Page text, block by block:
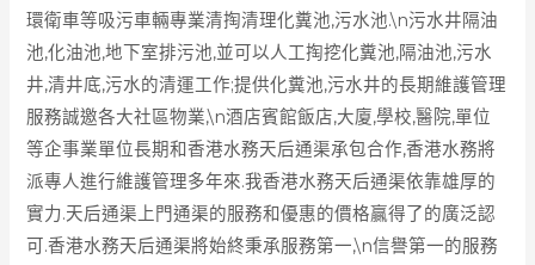
環衛車等吸污車輛專業清掏清理化糞池,污水池.\n污水井隔油
池,化油池,地下室排污池,並可以人工掏挖化糞池,隔油池,污水
井,清井底,污水的清運工作;提供化糞池,污水井的長期維護管理
服務誠邀各大社區物業,\n酒店賓館飯店,大廈,學校,醫院,單位
等企事業單位長期和香港水務天后通渠承包合作,香港水務將
派專人進行維護管理多年來.我香港水務天后通渠依靠雄厚的
實力.天后通渠上門通渠的服務和優惠的價格贏得了的廣泛認
可.香港水務天后通渠將始終秉承服務第一,\n信譽第一的服務